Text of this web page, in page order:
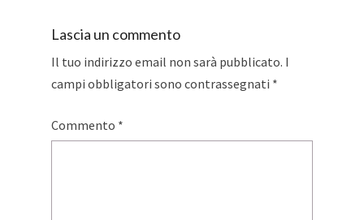
Lascia un commento
Il tuo indirizzo email non sarà pubblicato. I
campi obbligatori sono contrassegnati *
Commento *